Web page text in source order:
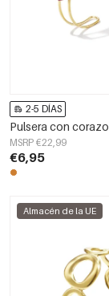
2-5 DÍAS
MSRP €22,99
€6,95
Almacén de la UE